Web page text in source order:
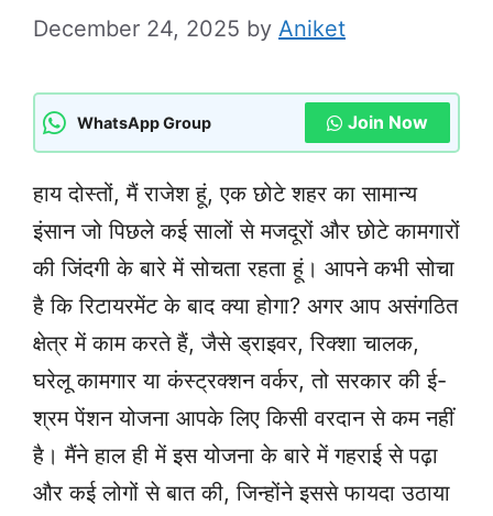
December 24, 2025 by Aniket
WhatsApp Group Join Now
हाय दोस्तों, मैं राजेश हूं, एक छोटे शहर का सामान्य
इंसान जो पिछले कई सालों से मजदूरों और छोटे कामगारों
की जिंदगी के बारे में सोचता रहता हूं। आपने कभी सोचा
है कि रिटायरमेंट के बाद क्या होगा? अगर आप असंगठित
क्षेत्र में काम करते हैं, जैसे ड्राइवर, रिक्शा चालक,
घरेलू कामगार या कंस्ट्रक्शन वर्कर, तो सरकार की ई-
श्रम पेंशन योजना आपके लिए किसी वरदान से कम नहीं
है। मैंने हाल ही में इस योजना के बारे में गहराई से पढ़ा
और कई लोगों से बात की, जिन्होंने इससे फायदा उठाया